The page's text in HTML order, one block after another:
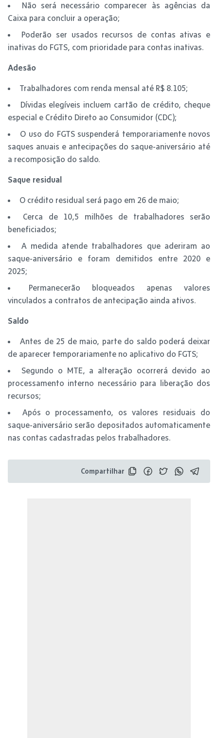
Não será necessário comparecer às agências da
Caixa para concluir a operação;
Poderão ser usados recursos de contas ativas e
inativas do FGTS, com prioridade para contas inativas.
Adesão
Trabalhadores com renda mensal até R$ 8.105;
Dívidas elegíveis incluem cartão de crédito, cheque
especial e Crédito Direto ao Consumidor (CDC);
O uso do FGTS suspenderá temporariamente novos
saques anuais e antecipações do saque-aniversário até
a recomposição do saldo.
Saque residual
O crédito residual será pago em 26 de maio;
Cerca de 10,5 milhões de trabalhadores serão
beneficiados;
A medida atende trabalhadores que aderiram ao
saque-aniversário e foram demitidos entre 2020 e
2025;
Permanecerão bloqueados apenas valores
vinculados a contratos de antecipação ainda ativos.
Saldo
Antes de 25 de maio, parte do saldo poderá deixar
de aparecer temporariamente no aplicativo do FGTS;
Segundo o MTE, a alteração ocorrerá devido ao
processamento interno necessário para liberação dos
recursos;
Após o processamento, os valores residuais do
saque-aniversário serão depositados automaticamente
nas contas cadastradas pelos trabalhadores.
Compartilhar